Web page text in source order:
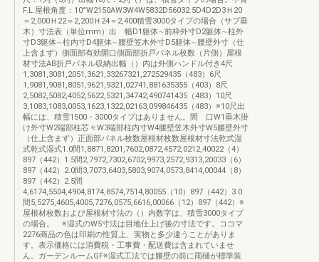
F.L.屋根角度：10°W2150AW3W4W5832D56032.5D4D2D3Ｈ20
＝2,000Ｈ22＝2,200Ｈ24＝2,400積雪3000タイプの場合（サブ垂
木）寸法表（単位mm）出 幅D1躯体∼前枠外寸D2躯体∼柱外
寸D3躯体∼柱内寸D4躯体∼腰壁笠木外寸D5躯体∼腰壁外寸（仕
上含まず）側面部有効開口側面部折戸パネル枚数（片側）屋根
材寸法AB折戸パネル収納出幅（）内は外側ハンドル付き4尺
1,3081,3081,2051,3621,33267321,272529435（483）6尺
1,9081,9081,8051,9621,9321,02741,881635355（403）8尺
2,5082,5082,4052,5622,5321,34742,490741435（483）10尺
3,1083,1083,0053,1623,1322,02163,099846435（483）※10尺出
幅には、積雪1500・3000タイプはありません。間 口W1垂木掛
け外寸W2端部柱芯々W3端部柱内寸W4腰壁笠木外寸W5腰壁外寸
（仕上含まず）正面部パネル枚数屋根材枚数屋根材寸法乾式湿
式乾式湿式1.0間1,8871,8201,7602,0872,4572,0212,40022（4）
897（442）1.5間2,7972,7302,6702,9973,2572,9313,20033（6）
897（442）2.0間3,7073,6403,5803,9074,0573,8414,00044（8）
897（442）2.5間
4,6174,5504,4904,8174,8574,7514,80055（10）897（442）3.0
間5,5275,4605,4005,7276,0575,6616,00066（12）897（442）※
屋根材枚数および屋根材寸法の（）内数字は、積雪3000タイプ
の場合。 ※湿式のW5寸法は目地仕上げ後の寸法です。ココマ
2276商品の色は印刷の性質上、実物と多少違うことがありま
す。表示価格には消費税・工事費・配送費は含まれていませ
ん。ガーデンルームGF※湿式工法では腰壁の前に雨樋が標準装